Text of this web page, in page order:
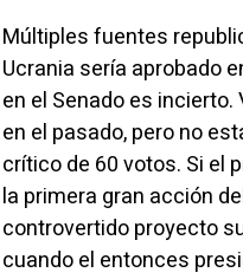
Múltiples fuentes
Ucrania sería aprobado
en el Senado es
en el pasado, pero no
crítico de 60 votos. Si el
la primera gran acción
controvertido proyecto
cuando el entonces